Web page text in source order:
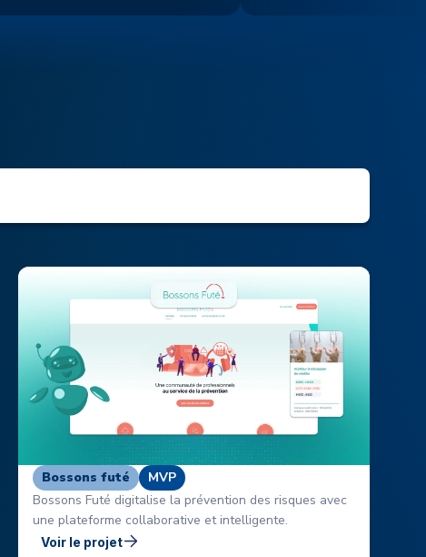
Bossons futé
MVP
Bossons Futé digitalise la prévention des risques avec
une plateforme collaborative et intelligente.
Voir le projet